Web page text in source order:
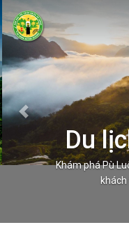
Du
Khám phá Pù